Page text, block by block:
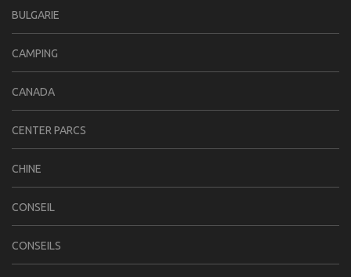
BULGARIE
CAMPING
CANADA
CENTER PARCS
CHINE
CONSEIL
CONSEILS